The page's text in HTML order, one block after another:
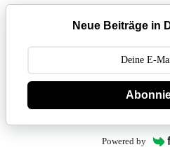
Neue Beiträge in
Powered by